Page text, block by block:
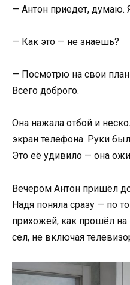
— Антон приедет, думаю.
— Как это — не знаешь?
— Посмотрю на свои
Всего доброго.
Она нажала отбой и
экран телефона. Руки
Это её удивило — она
Вечером Антон пришёл
Надя поняла сразу — по
прихожей, как прошёл на
сел, не включая